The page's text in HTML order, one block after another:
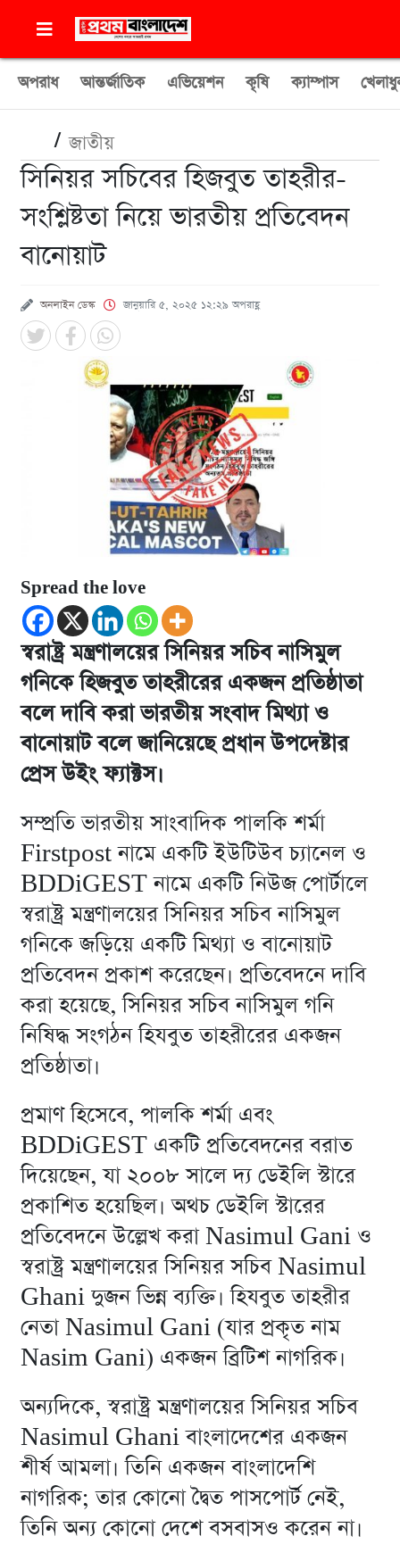
অপরাধ আন্তর্জাতিক এভিয়েশন কৃষি ক্যাম্পাস
/জাতীয়
সিনিয়র সচিবের হিজবুত তাহরীর-
সংশ্লিষ্টতা নিয়ে ভারতীয় প্রতিবেদন
বানোয়াট
অনলাইন ডেস্ক জানুয়ারি ৫, ২০২৫ ১২:২৯ অপরাহ্ণ
Spread the love
স্বরাষ্ট্র মন্ত্রণালয়ের সিনিয়র সচিব নাসিমুল
গনিকে হিজবুত তাহরীরের একজন প্রতিষ্ঠাতা
বলে দাবি করা ভারতীয় সংবাদ মিথ্যা ও
বানোয়াট বলে জানিয়েছে প্রধান উপদেষ্টার
প্রেস উইং ফ্যাক্টস।
সম্প্রতি ভারতীয় সাংবাদিক পালকি শর্মা
Firstpost নামে একটি ইউটিউব চ্যানেল ও
BDDiGEST নামে একটি নিউজ পোর্টালে
স্বরাষ্ট্র মন্ত্রণালয়ের সিনিয়র সচিব নাসিমুল
গনিকে জড়িয়ে একটি মিথ‍্যা ও বানোয়াট
প্রতিবেদন প্রকাশ করেছেন। প্রতিবেদনে দাবি
করা হয়েছে, সিনিয়র সচিব নাসিমুল গনি
নিষিদ্ধ সংগঠন হিযবুত তাহরীরের একজন
প্রতিষ্ঠাতা।
প্রমাণ হিসেবে, পালকি শর্মা এবং
BDDiGEST একটি প্রতিবেদনের বরাত
দিয়েছেন, যা ২০০৮ সালে দ্য ডেইলি স্টারে
প্রকাশিত হয়েছিল। অথচ ডেইলি স্টারের
প্রতিবেদনে উল্লেখ করা Nasimul Gani ও
স্বরাষ্ট্র মন্ত্রণালয়ের সিনিয়র সচিব Nasimul
Ghani দুজন ভিন্ন ব্যক্তি। হিযবুত তাহরীর
নেতা Nasimul Gani (যার প্রকৃত নাম
Nasim Gani) একজন ব্রিটিশ নাগরিক।
অন্যদিকে, স্বরাষ্ট্র মন্ত্রণালয়ের সিনিয়র সচিব
Nasimul Ghani বাংলাদেশের একজন
শীর্ষ আমলা। তিনি একজন বাংলাদেশি
নাগরিক; তার কোনো দ্বৈত পাসপোর্ট নেই,
তিনি অন্য কোনো দেশে বসবাসও করেন না।